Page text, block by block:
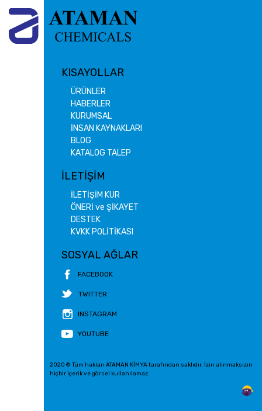
KISAYOLLAR
ÜRÜNLER
HABERLER
KURUMSAL
İNSAN KAYNAKLARI
BLOG
KATALOG TALEP
İLETİŞİM
İLETİŞİM KUR
ÖNERİ ve ŞİKAYET
DESTEK
KVKK POLİTİKASI
SOSYAL AĞLAR
FACEBOOK
TWITTER
INSTAGRAM
YOUTUBE
2020 © Tüm hakları ATAMAN KİMYA tarafından saklıdır. İzin alınmaksızın
hiçbir içerik ve görsel kullanılamaz.